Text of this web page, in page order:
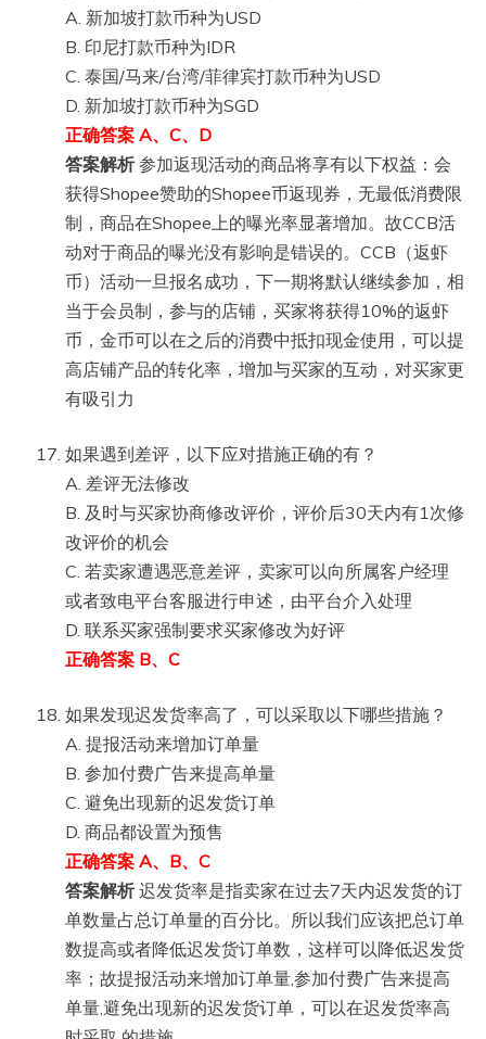
A. 新加坡打款币种为USD
B. 印尼打款币种为IDR
C. 泰国/马来/台湾/菲律宾打款币种为USD
D. 新加坡打款币种为SGD
正确答案 A、C、D
答案解析参加返现活动的商品将享有以下权益：会
获得Shopee赞助的Shopee币返现券，无最低消费限
制，商品在Shopee上的曝光率显著增加。故CCB活
动对于商品的曝光没有影响是错误的。CCB（返虾
币）活动一旦报名成功，下一期将默认继续参加，相
当于会员制，参与的店铺，买家将获得10%的返虾
币，金币可以在之后的消费中抵扣现金使用，可以提
高店铺产品的转化率，增加与买家的互动，对买家更
有吸引力
如果遇到差评，以下应对措施正确的有？
A. 差评无法修改
B. 及时与买家协商修改评价，评价后30天内有1次修
改评价的机会
C. 若卖家遭遇恶意差评，卖家可以向所属客户经理
或者致电平台客服进行申述，由平台介入处理
D. 联系买家强制要求买家修改为好评
正确答案 B、C
如果发现迟发货率高了，可以采取以下哪些措施？
A. 提报活动来增加订单量
B. 参加付费广告来提高单量
C. 避免出现新的迟发货订单
D. 商品都设置为预售
正确答案 A、B、C
答案解析迟发货率是指卖家在过去7天内迟发货的订
单数量占总订单量的百分比。所以我们应该把总订单
数提高或者降低迟发货订单数，这样可以降低迟发货
率；故提报活动来增加订单量,参加付费广告来提高
单量,避免出现新的迟发货订单，可以在迟发货率高